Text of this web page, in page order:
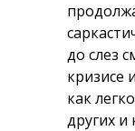
до слез
кризисе
как
других и